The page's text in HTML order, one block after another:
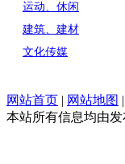
运动、休闲
建筑、建材
文化传媒
网站首页 | 网站地图 |
本站所有信息均由